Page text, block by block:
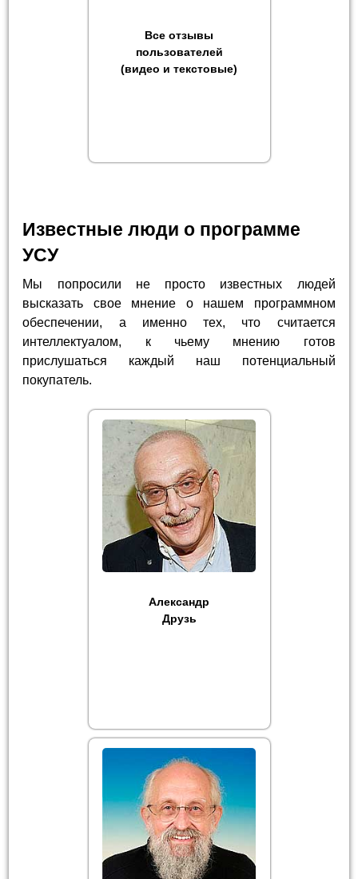
Все отзывы
пользователей
(видео и текстовые)
Известные люди о программе
УСУ
Мы попросили не просто известных людей
высказать свое мнение о нашем программном
обеспечении, а именно тех, что считается
интеллектуалом, к чьему мнению готов
прислушаться каждый наш потенциальный
покупатель.
Александр
Друзь